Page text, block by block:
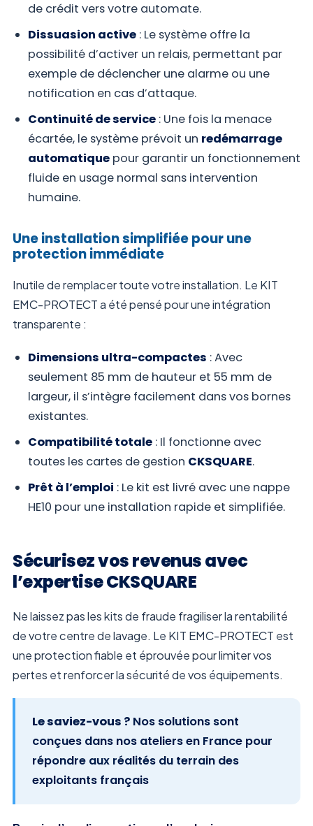
de crédit vers votre automate.
Dissuasion active: Le système offre la
possibilité d’activer un relais, permettant par
exemple de déclencher une alarme ou une
notification en cas d’attaque.
Continuité de service: Une fois la menace
écartée, le système prévoit un redémarrage
automatiquepour garantir un fonctionnement
fluide en usage normal sans intervention
humaine.
Une installation simplifiée pour une
protection immédiate
Inutile de remplacer toute votre installation. Le KIT
EMC-PROTECT a été pensé pour une intégration
transparente :
Dimensions ultra-compactes : Avec
seulement 85 mm de hauteur et 55 mm de
largeur, il s’intègre facilement dans vos bornes
existantes.
Compatibilité totale: Il fonctionne avec
toutes les cartes de gestion CKSQUARE.
Prêt à l’emploi : Le kit est livré avec une nappe
HE10 pour une installation rapide et simplifiée.
Sécurisez vos revenus avec
l’expertise CKSQUARE
Ne laissez pas les kits de fraude fragiliser la rentabilité
de votre centre de lavage. Le KIT EMC-PROTECT est
une protection fiable et éprouvée pour limiter vos
pertes et renforcer la sécurité de vos équipements.
Le saviez-vous ? Nos solutions sont
conçues dans nos ateliers en France pour
répondre aux réalités du terrain des
exploitants français